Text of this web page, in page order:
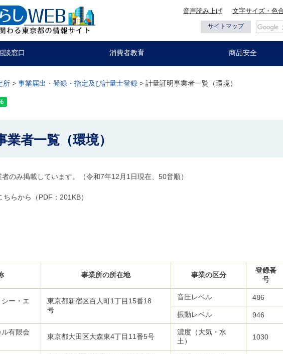
る東京都の情報
音声読み上げ 文字サイズ・色
サイトマップ
談窓口 消費者教育 商品安全
所 > 事業届出・登録・指定及び計量士登録 > 計量証明事業者一覧（環境）
業者一覧（環境）
のみ掲載しています。（令和7年12月1日現在、50音順）
ちらから（PDF：201KB）
事業所の所在地 事業の区分
登録番
号
ー・エ
東京都新宿区百人町1丁目15番18
号
音圧レベル 486
振動レベル 946
有限会
東京都大田区大森東4丁目11番5号
濃度（大気・水
土）
1030